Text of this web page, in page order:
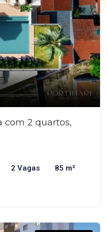
com 2 quartos,
2 Vagas 85 m²